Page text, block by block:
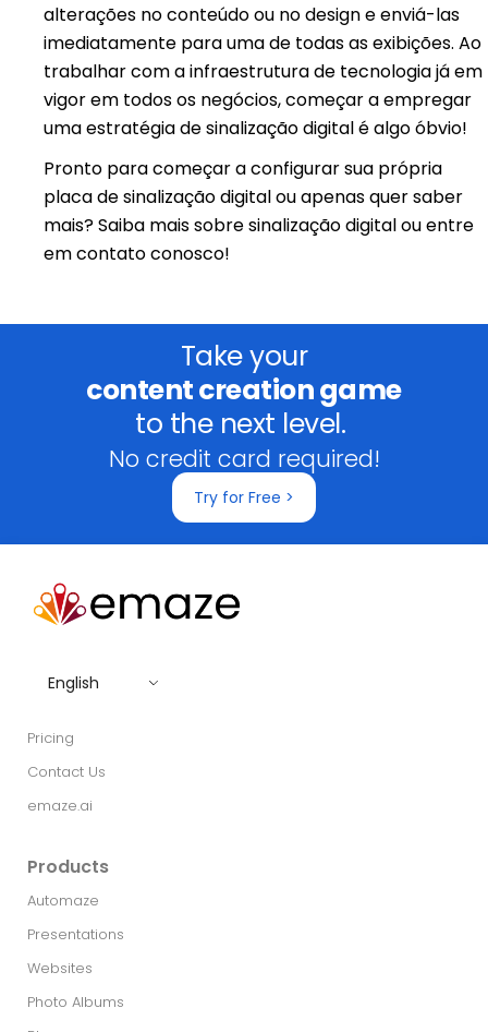
alterações no conteúdo ou no design e enviá-las
imediatamente para uma de todas as exibições. Ao
trabalhar com a infraestrutura de tecnologia já em
vigor em todos os negócios, começar a empregar
uma estratégia de sinalização digital é algo óbvio!
Pronto para começar a configurar sua própria
placa de sinalização digital ou apenas quer saber
mais? Saiba mais sobre sinalização digital ou entre
em contato conosco!
Take your
content creation game
to the next level.
No credit card required!
Try for Free >
English
Pricing
Contact Us
emaze.ai
Products
Automaze
Presentations
Websites
Photo Albums